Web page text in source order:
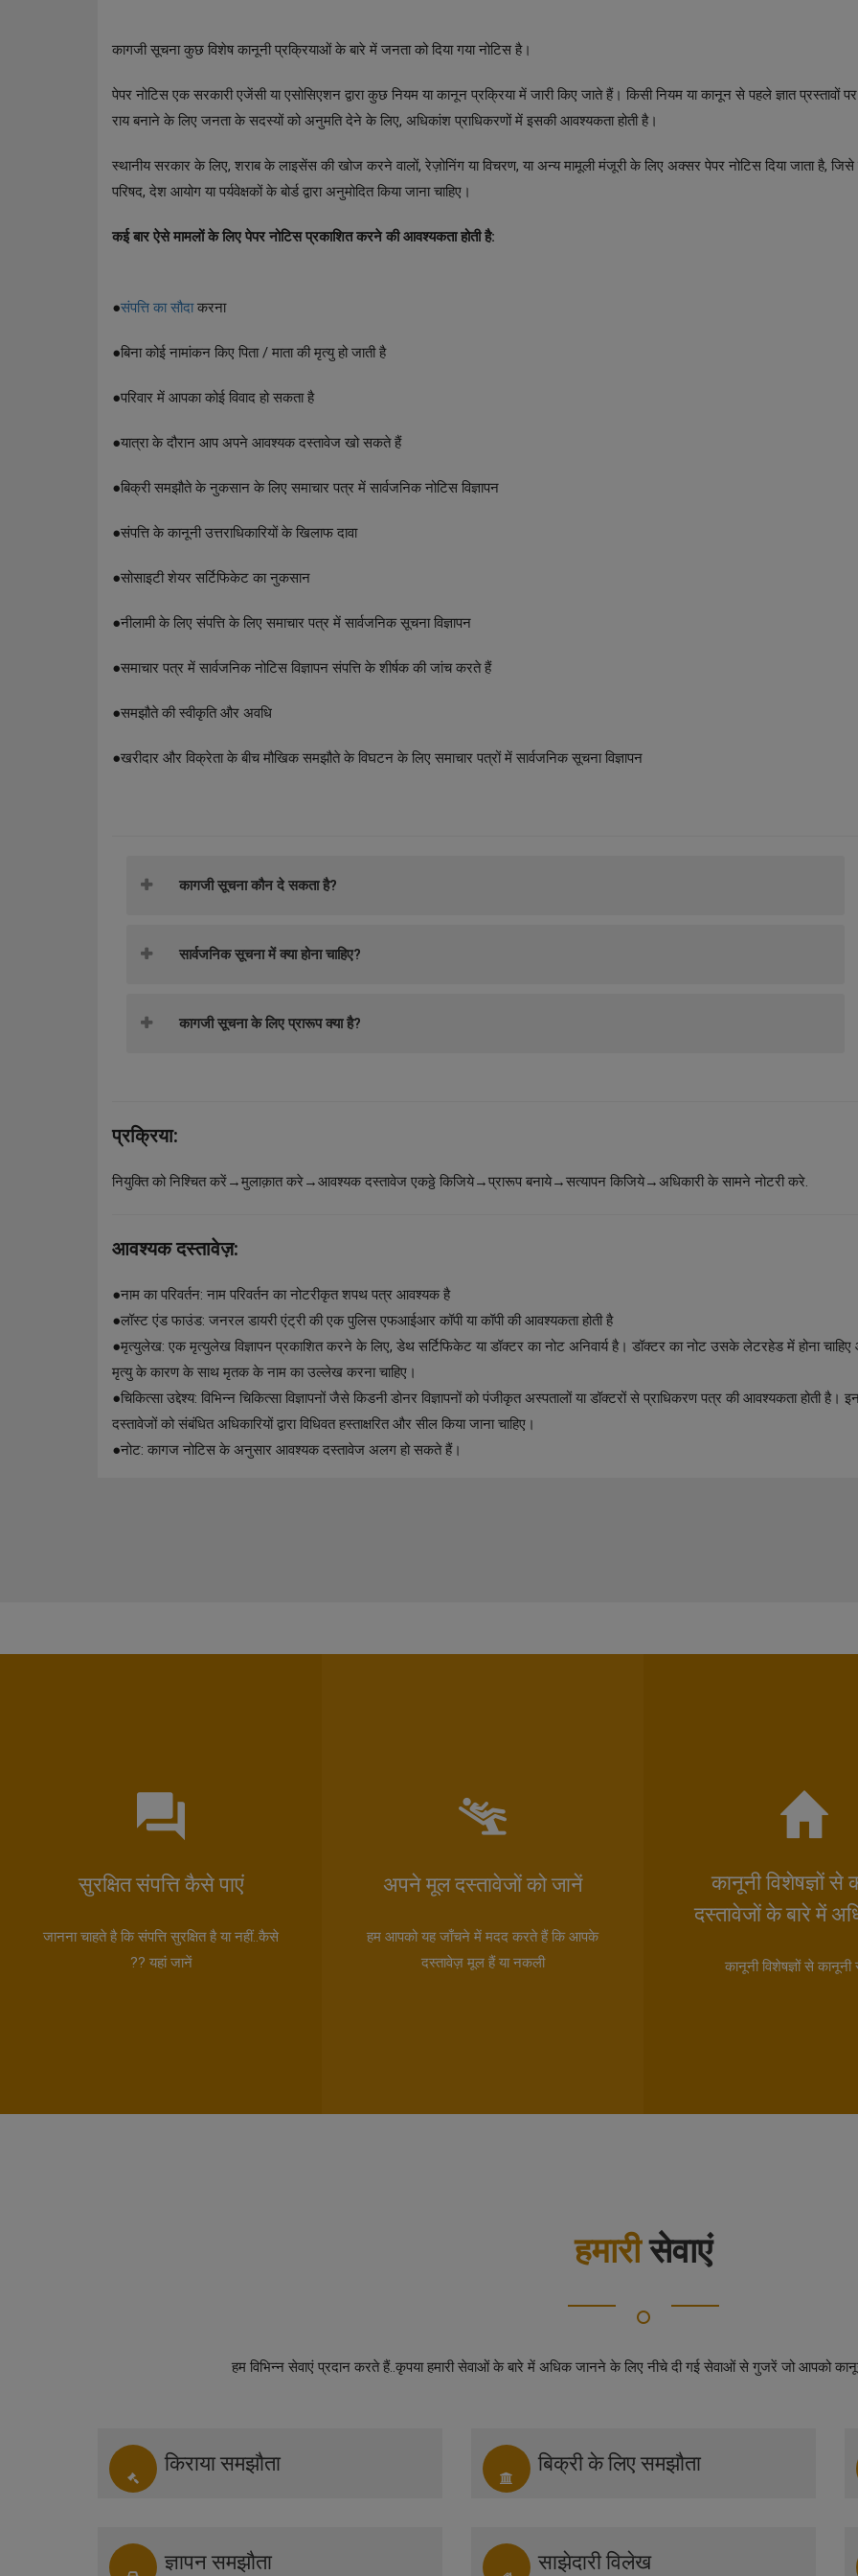
कागजी सूचना कुछ विशेष कानूनी प्रक्रियाओं के बारे में जनता को दिया गया नोटिस है।
पेपर नोटिस एक सरकारी एजेंसी या एसोसिएशन द्वारा कुछ नियम या कानून प्रक्रिया में जारी किए जाते हैं। किसी नियम या कानून से पहले ज्ञात प्रस्तावों
राय बनाने के लिए जनता के सदस्यों को अनुमति देने के लिए, अधिकांश प्राधिकरणों में इसकी आवश्यकता होती है।
स्थानीय सरकार के लिए, शराब के लाइसेंस की खोज करने वालों, रेज़ोनिंग या विचरण, या अन्य मामूली मंजूरी के लिए अक्सर पेपर नोटिस दिया जाता है,
परिषद, देश आयोग या पर्यवेक्षकों के बोर्ड द्वारा अनुमोदित किया जाना चाहिए।
कई बार ऐसे मामलों के लिए पेपर नोटिस प्रकाशित करने की आवश्यकता होती है:
●संपत्ति का सौदाकरना
●बिना कोई नामांकन किए पिता / माता की मृत्यु हो जाती है
●परिवार में आपका कोई विवाद हो सकता है
●यात्रा के दौरान आप अपने आवश्यक दस्तावेज खो सकते हैं
●बिक्री समझौते के नुकसान के लिए समाचार पत्र में सार्वजनिक नोटिस विज्ञापन
●संपत्ति के कानूनी उत्तराधिकारियों के खिलाफ दावा
●सोसाइटी शेयर सर्टिफिकेट का नुकसान
●नीलामी के लिए संपत्ति के लिए समाचार पत्र में सार्वजनिक सूचना विज्ञापन
●समाचार पत्र में सार्वजनिक नोटिस विज्ञापन संपत्ति के शीर्षक की जांच करते हैं
●समझौते की स्वीकृति और अवधि
●खरीदार और विक्रेता के बीच मौखिक समझौते के विघटन के लिए समाचार पत्रों में सार्वजनिक सूचना विज्ञापन
कागजी सूचना कौन दे सकता है?
सार्वजनिक सूचना में क्या होना चाहिए?
कागजी सूचना के लिए प्रारूप क्या है?
प्रक्रिया:
नियुक्ति को निश्चित करें→मुलाक़ात करे→आवश्यक दस्तावेज एकठ्ठे किजिये→प्रारूप बनाये→सत्यापन किजिये→अधिकारी के सामने नोटरी करे.
आवश्यक दस्तावेज़:
●नाम का परिवर्तन: नाम परिवर्तन का नोटरीकृत शपथ पत्र आवश्यक है
●लॉस्ट एंड फाउंड: जनरल डायरी एंट्री की एक पुलिस एफआईआर कॉपी या कॉपी की आवश्यकता होती है
●मृत्युलेख: एक मृत्युलेख विज्ञापन प्रकाशित करने के लिए, डेथ सर्टिफिकेट या डॉक्टर का नोट अनिवार्य है। डॉक्टर का नोट उसके लेटरहेड में होना
मृत्यु के कारण के साथ मृतक के नाम का उल्लेख करना चाहिए।
●चिकित्सा उद्देश्य: विभिन्न चिकित्सा विज्ञापनों जैसे किडनी डोनर विज्ञापनों को पंजीकृत अस्पतालों या डॉक्टरों से प्राधिकरण पत्र की आवश्यकता होती है।
दस्तावेजों को संबंधित अधिकारियों द्वारा विधिवत हस्ताक्षरित और सील किया जाना चाहिए।
●नोट: कागज नोटिस के अनुसार आवश्यक दस्तावेज अलग हो सकते हैं।
सुरक्षित संपत्ति कैसे पाएं
जानना चाहते है कि संपत्ति सुरक्षित है या नहीं..कैसे
?? यहां जानें
अपने मूल दस्तावेजों को जानें
हम आपको यह जाँचने में मदद करते हैं कि आपके
दस्तावेज़ मूल हैं या नकली
कानूनी विशेषज्ञों से
दस्तावेजों के बारे में
कानूनी विशेषज्ञों से कानूनी
हमारीसेवाएं
हम विभिन्न सेवाएं प्रदान करते हैं..कृपया हमारी सेवाओं के बारे में अधिक जानने के लिए नीचे दी गई सेवाओं से गुजरें जो आपको
किराया समझौता बिक्री के लिए समझौता
ज्ञापन समझौता साझेदारी विलेख